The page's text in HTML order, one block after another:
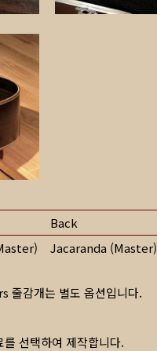
Back
Jacaranda (Master)
감개는 별도 옵션입니다.
선택하여 제작합니다.